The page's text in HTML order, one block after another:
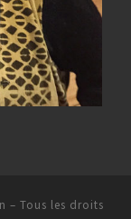
– Tous les droits